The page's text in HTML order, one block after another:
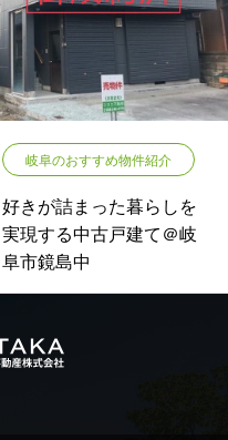
岐阜のおすすめ物件紹介
好きが詰まった暮らしを
実現する中古戸建て＠岐
阜市鏡島中